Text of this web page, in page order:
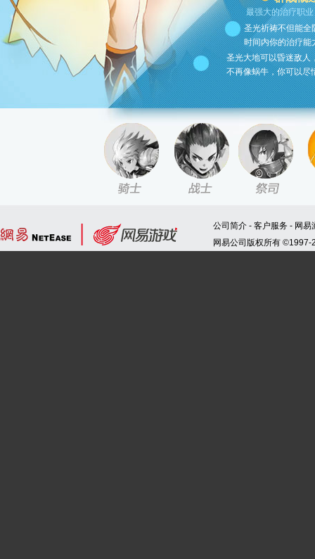
最强大的治疗职
圣光祈祷不但能全
时间内你的治疗能
圣光大地可以昏迷敌人
不再像蜗牛，你可以尽
公司简介 - 客户服务 - 网易
网易公司版权所有